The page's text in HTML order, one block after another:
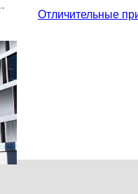
Отличительные